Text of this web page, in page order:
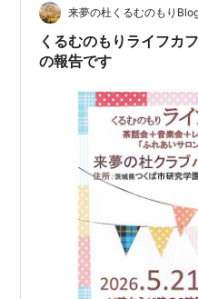
来夢の杜くるむのもり
くるむのもりライフカ
の報告です